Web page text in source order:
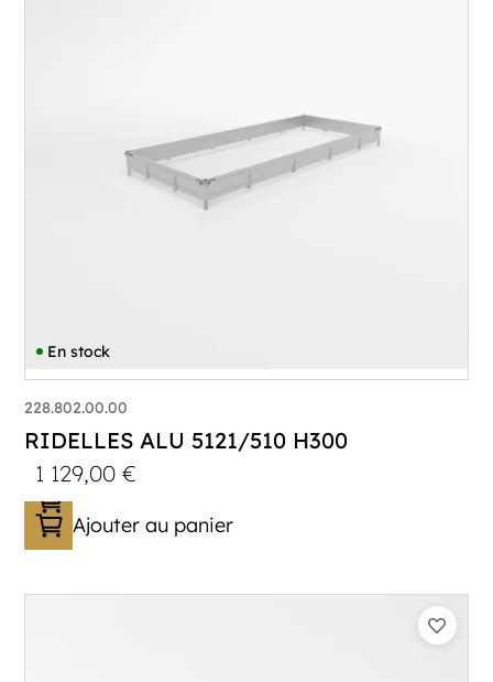
En stock
228.802.00.00
RIDELLES ALU 5121/510 H300
1 129,00€
Ajouter au panier